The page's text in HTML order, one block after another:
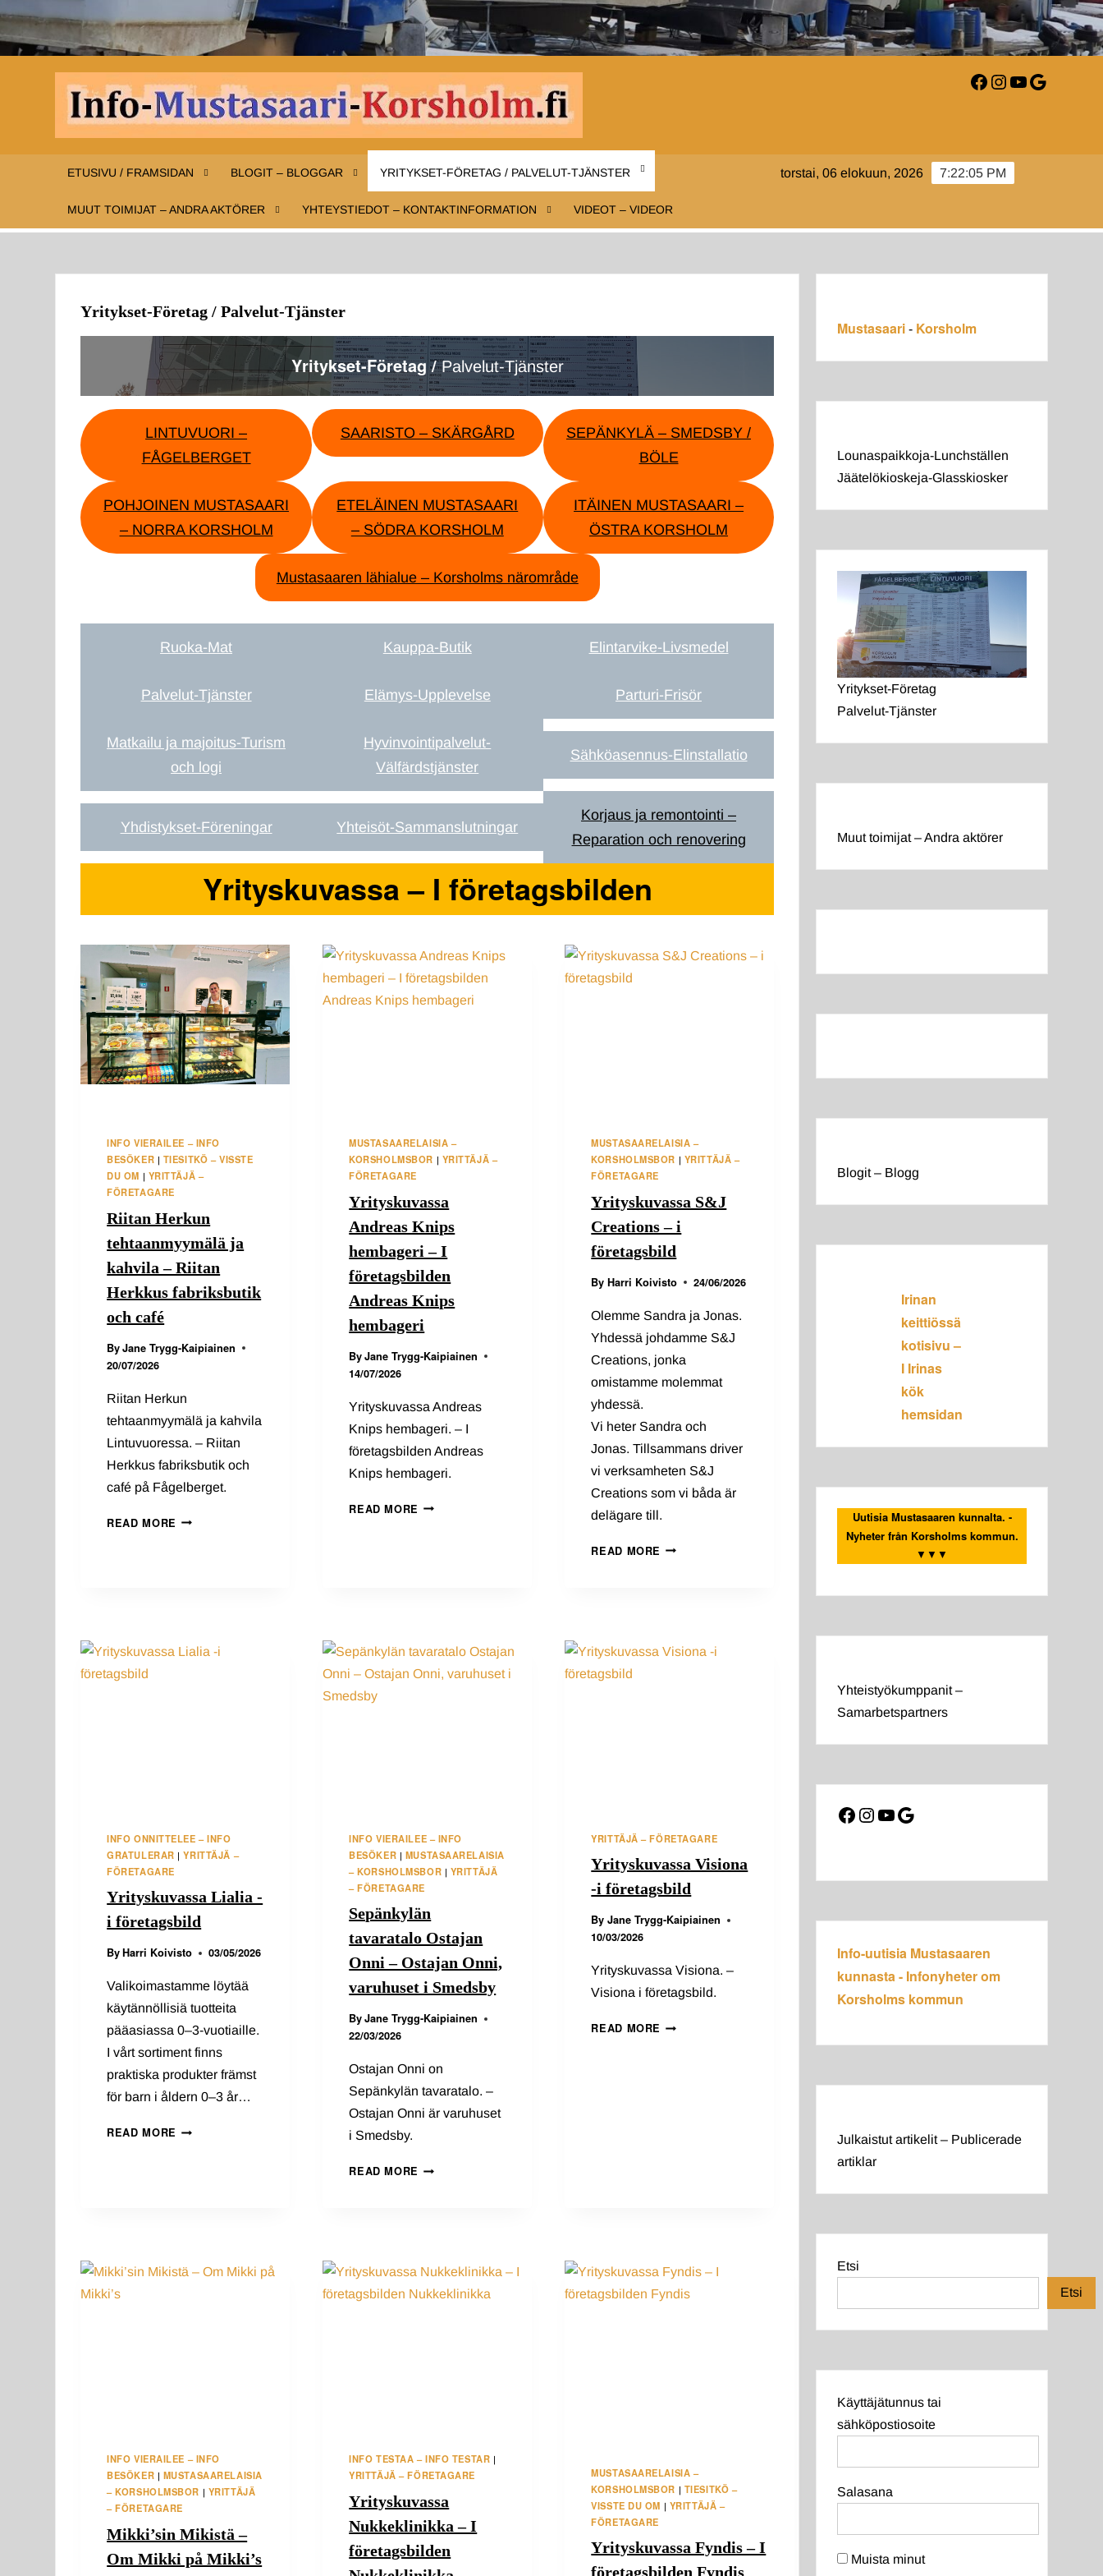
MUSTASAARI-
KORSHOLM.FI
– Information
om Korsholm
Facebook
Instagram
YouTube
Google
ETUSIVU / FRAMSIDAN BLOGIT – BLOGGAR YRITYKSET-FÖRETAG / PALVELUT-TJÄNSTER
MUUT TOIMIJAT – ANDRA AKTÖRER YHTEYSTIEDOT – KONTAKTINFORMATION VIDEOT – VIDEOR
7:22:06 PM
torstai, 06 elokuun, 2026
Yritykset-Företag / Palvelut-Tjänster
Yritykset-Företag /Palvelut-Tjänster
LINTUVUORI –
FÅGELBERGET
SAARISTO – SKÄRGÅRD
SEPÄNKYLÄ – SMEDSBY /
BÖLE
POHJOINEN MUSTASAARI
– NORRA KORSHOLM
ETELÄINEN MUSTASAARI
– SÖDRA KORSHOLM
ITÄINEN MUSTASAARI –
ÖSTRA KORSHOLM
Mustasaaren lähialue – Korsholms närområde
Ruoka-Mat Kauppa-Butik Elintarvike-Livsmedel
Palvelut-Tjänster Elämys-Upplevelse Parturi-Frisör
Matkailu ja majoitus-Turism
och logi
Hyvinvointipalvelut-
Välfärdstjänster
Sähköasennus-Elinstallatio
Yhdistykset-Föreningar Yhteisöt-Sammanslutningar
Korjaus ja remontointi –
Reparation och renovering
Yrityskuvassa – I företagsbilden
INFO VIERAILEE – INFO
BESÖKER
TIESITKÖ – VISSTE
DU OM
YRITTÄJÄ –
FÖRETAGARE
Riitan Herkun
tehtaanmyymälä ja
kahvila – Riitan
Herkkus fabriksbutik
och café
ByJane Trygg-Kaipiainen
20/07/2026
Riitan Herkun
tehtaanmyymälä ja kahvila
Lintuvuoressa. – Riitan
Herkkus fabriksbutik och
café på Fågelberget.
READ MORE RIITAN
FABRIKSBUTIK
MUSTASAARELAISIA –
KORSHOLMSBOR
YRITTÄJÄ –
FÖRETAGARE
Yrityskuvassa
Andreas Knips
hembageri – I
företagsbilden
Andreas Knips
hembageri
ByJane Trygg-Kaipiainen
14/07/2026
Yrityskuvassa Andreas
Knips hembageri. – I
företagsbilden Andreas
Knips hembageri.
READ MORE YRITYSKUVASSA
HEMBAGERI
MUSTASAARELAISIA –
KORSHOLMSBOR
YRITTÄJÄ –
FÖRETAGARE
Yrityskuvassa S&J
Creations – i
företagsbild
By Harri Koivisto 24/06/2026
Olemme Sandra ja Jonas.
Yhdessä johdamme S&J
Creations, jonka
omistamme molemmat
yhdessä.
Vi heter Sandra och
Jonas. Tillsammans driver
vi verksamheten S&J
Creations som vi båda är
delägare till.
READ MORE YRITYSKUVASSA
INFO ONNITTELEE – INFO
GRATULERAR |YRITTÄJÄ –
FÖRETAGARE
Yrityskuvassa Lialia -
i företagsbild
ByHarri Koivisto 03/05/2026
Valikoimastamme löytää
käytännöllisiä tuotteita
pääasiassa 0–3-vuotiaille.
I vårt sortiment finns
praktiska produkter främst
för barn i åldern 0–3 år…
READ MORE YRITYSKUVASSA
INFO VIERAILEE – INFO
BESÖKER | MUSTASAARELAISIA
– KORSHOLMSBOR | YRITTÄJÄ
– FÖRETAGARE
Sepänkylän
tavaratalo Ostajan
Onni – Ostajan Onni,
varuhuset i Smedsby
ByJane Trygg-Kaipiainen
22/03/2026
Ostajan Onni on
Sepänkylän tavaratalo. –
Ostajan Onni är varuhuset
i Smedsby.
READ MORE SEPÄNKYLÄN
ONNI,
VARUHUSET
YRITTÄJÄ – FÖRETAGARE
Yrityskuvassa Visiona
-i företagsbild
By Jane Trygg-Kaipiainen
10/03/2026
Yrityskuvassa Visiona. –
Visiona i företagsbild.
READ MORE YRITYSKUVASSA
INFO VIERAILEE – INFO
BESÖKER | MUSTASAARELAISIA
– KORSHOLMSBOR | YRITTÄJÄ
– FÖRETAGARE
Mikki’sin Mikistä –
Om Mikki på Mikki’s
INFO TESTAA – INFO TESTAR |
YRITTÄJÄ – FÖRETAGARE
Yrityskuvassa
Nukkeklinikka – I
företagsbilden
MUSTASAARELAISIA –
KORSHOLMSBOR | TIESITKÖ –
VISSTE DU OM | YRITTÄJÄ –
FÖRETAGARE
Yrityskuvassa Fyndis – I
företagsbilden Fyndis
Mustasaari - Korsholm
Lounaspaikkoja-Lunchställen
Jäätelökioskeja-Glasskiosker
Yritykset-Företag
Palvelut-Tjänster
Muut toimijat – Andra aktörer
Blogit – Blogg
Irinan
keittiössä
kotisivu –
I Irinas
kök
hemsidan
Uutisia Mustasaaren kunnalta. -
Nyheter från Korsholms kommun.
▼▼▼
Yhteistyökumppanit –
Samarbetspartners
Facebook
Instagram
YouTube
Google
Info-uutisia Mustasaaren
kunnasta - Infonyheter om
Korsholms kommun
Julkaistut artikelit – Publicerade
artiklar
Etsi
Etsi
Käyttäjätunnus tai
sähköpostiosoite
Salasana
Muista minut